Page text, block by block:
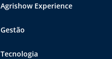
Agrishow Experience
Gestão
Tecnologia